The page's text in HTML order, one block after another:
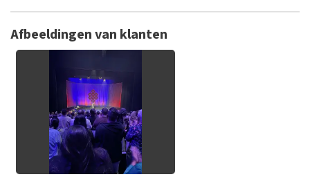
niet mogelijk om een review achter te laten als je geen
tickets hebt aangeschaft bij TopTicketShop. Reviews met
Het kan enkele weken duren voordat een review wordt
Afbeeldingen van klanten